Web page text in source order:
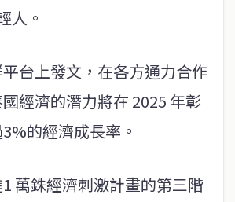
人。
台上發文，在各方通力合作
經濟的潛力將在 2025 年彰
的經濟成長率。
萬銖經濟刺激計畫的第三階